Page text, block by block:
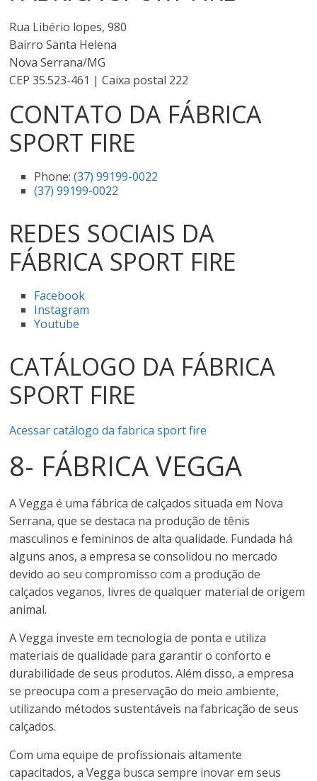
Rua Libério lopes, 980
Bairro Santa Helena
Nova Serrana/MG
CEP 35.523-461 | Caixa postal 222
CONTATO DA FÁBRICA
SPORT FIRE
Phone:(37) 99199-0022
(37) 99199-0022
REDES SOCIAIS DA
FÁBRICA SPORT FIRE
Facebook
Instagram
Youtube
CATÁLOGO DA FÁBRICA
SPORT FIRE
Acessar catálogo da fabrica sport fire
8- FÁBRICA VEGGA
A Vegga é uma fábrica de calçados situada em Nova
Serrana, que se destaca na produção de tênis
masculinos e femininos de alta qualidade. Fundada há
alguns anos, a empresa se consolidou no mercado
devido ao seu compromisso com a produção de
calçados veganos, livres de qualquer material de origem
animal.
A Vegga investe em tecnologia de ponta e utiliza
materiais de qualidade para garantir o conforto e
durabilidade de seus produtos. Além disso, a empresa
se preocupa com a preservação do meio ambiente,
utilizando métodos sustentáveis na fabricação de seus
calçados.
Com uma equipe de profissionais altamente
capacitados, a Vegga busca sempre inovar em seus